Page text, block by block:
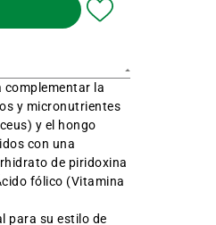
la
y micronutrientes
) y el hongo
con una
de piridoxina
fólico (Vitamina
para su estilo de